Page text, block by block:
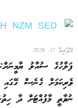
އޭޕްރިލް 17, 2026
ފަލާހުގެ ސުއާލު
ވެރިކަމަށް ގެނެސް
ނުވާތީ މާފުއްޓަށް ދާ